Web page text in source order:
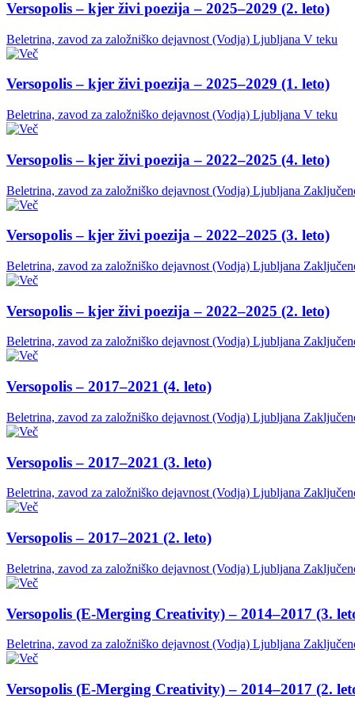
Versopolis – kjer živi poezija – 2025–2029 (2. leto)
Beletrina, zavod za založniško dejavnost (Vodja) Ljubljana V teku
Versopolis – kjer živi poezija – 2025–2029 (1. leto)
Beletrina, zavod za založniško dejavnost (Vodja) Ljubljana V teku
Versopolis – kjer živi poezija – 2022–2025 (4. leto)
Beletrina, zavod za založniško dejavnost (Vodja) Ljubljana
Versopolis – kjer živi poezija – 2022–2025 (3. leto)
Beletrina, zavod za založniško dejavnost (Vodja) Ljubljana
Versopolis – kjer živi poezija – 2022–2025 (2. leto)
Beletrina, zavod za založniško dejavnost (Vodja) Ljubljana
Versopolis – 2017–2021 (4. leto)
Beletrina, zavod za založniško dejavnost (Vodja) Ljubljana
Versopolis – 2017–2021 (3. leto)
Beletrina, zavod za založniško dejavnost (Vodja) Ljubljana
Versopolis – 2017–2021 (2. leto)
Beletrina, zavod za založniško dejavnost (Vodja) Ljubljana
Versopolis (E-Merging Creativity) – 2014–2017 (3.
Beletrina, zavod za založniško dejavnost (Vodja) Ljubljana
Versopolis (E-Merging Creativity) – 2014–2017 (2.